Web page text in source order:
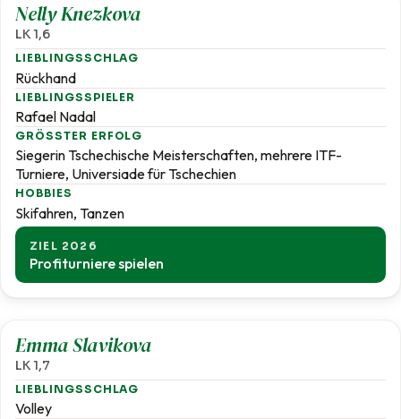
Nelly Knezkova
LK 1,6
LIEBLINGSSCHLAG
Rückhand
LIEBLINGSSPIELER
Rafael Nadal
GRÖSSTER ERFOLG
Siegerin Tschechische Meisterschaften, mehrere ITF-
Turniere, Universiade für Tschechien
HOBBIES
Skifahren, Tanzen
ZIEL 2026
Profiturniere spielen
Emma Slavikova
LK 1,7
LIEBLINGSSCHLAG
Volley